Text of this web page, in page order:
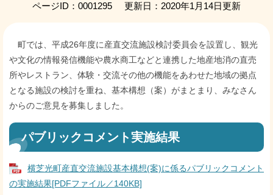
ページID：0001295 更新日：2020年1月14日更新
町では、平成26年度に産直交流施設検討委員会を設置し、観光
や文化の情報発信機能や農水商工などと連携した地産地消の直売
所やレストラン、体験・交流その他の機能をあわせた地域の拠点
となる施設の検討を重ね、基本構想（案）がまとまり、みなさん
からのご意見を募集しました。
パブリックコメント実施結果
横芝光町産直交流施設基本構想(案)に係るパブリックコメント
の実施結果[PDFファイル／140KB]